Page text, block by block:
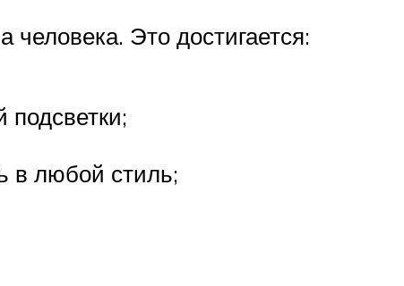
Это достигается:
подсветки;
в любой стиль;